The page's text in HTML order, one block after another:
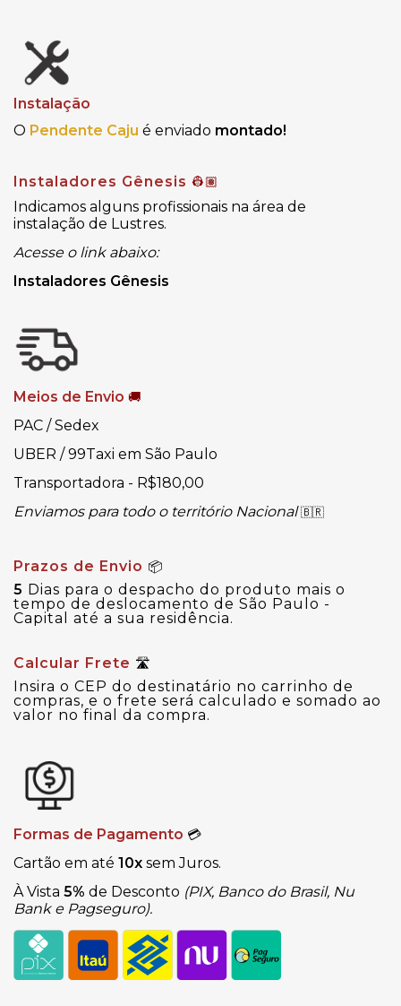
Instalação
O Pendente Caju é enviado montado!
Instaladores Gênesis 👷🏽
Indicamos alguns profissionais na área de
instalação de Lustres.
Acesse o link abaixo:
Instaladores Gênesis
Meios de Envio 🚚
PAC / Sedex
UBER / 99Taxi em São Paulo
Transportadora - R$180,00
Enviamos para todo o território Nacional🇧🇷
Prazos de Envio 📦
5 Dias para o despacho do produto mais o
tempo de deslocamento de São Paulo -
Capital até a sua residência.
Calcular Frete 🛣
Insira o CEP do destinatário no carrinho de
compras, e o frete será calculado e somado ao
valor no final da compra.
Formas de Pagamento 💳
Cartão em até 10x sem Juros.
À Vista 5% de Desconto (PIX, Banco do Brasil, Nu
Bank e Pagseguro).